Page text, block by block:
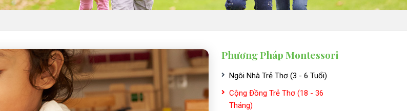
Âm Nhạc Vui
Phương Pháp Montessori
Ngôi Nhà Trẻ Thơ (3 - 6 Tuổi)
Cộng Đồng Trẻ Thơ (18 - 36
Tháng)